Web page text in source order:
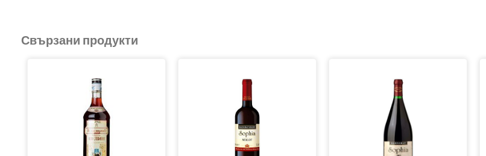
Свързани продукти